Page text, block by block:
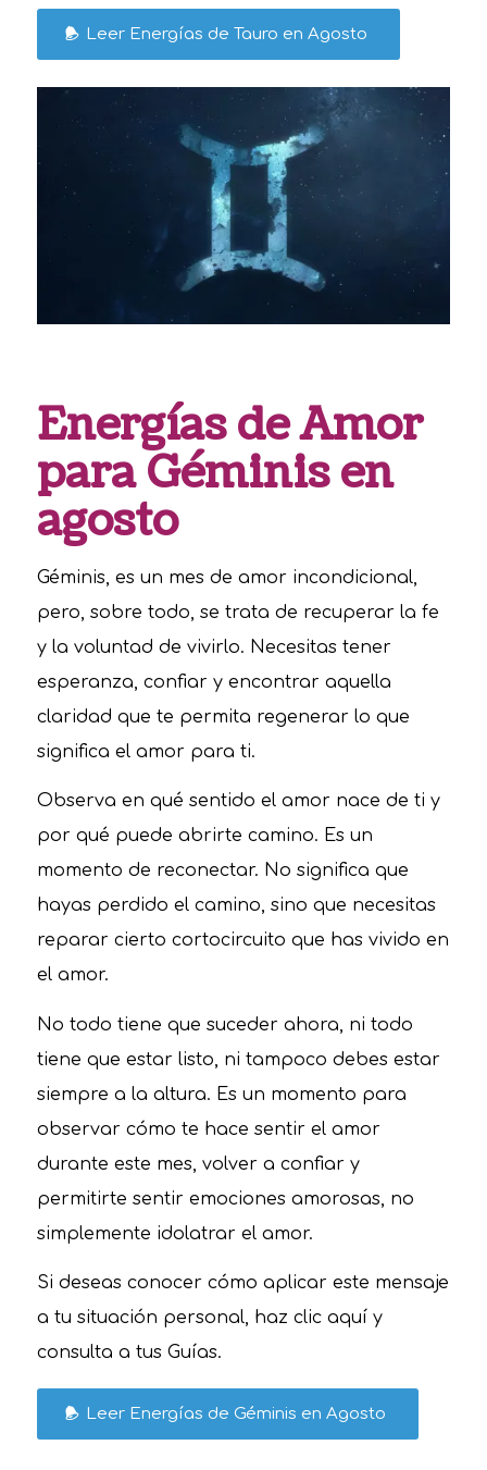
Leer Energías de Tauro en Agosto
Energías de Amor
para Géminis en
agosto
Géminis, es un mes de amor incondicional,
pero, sobre todo, se trata de recuperar la fe
y la voluntad de vivirlo. Necesitas tener
esperanza, confiar y encontrar aquella
claridad que te permita regenerar lo que
significa el amor para ti.
Observa en qué sentido el amor nace de ti y
por qué puede abrirte camino. Es un
momento de reconectar. No significa que
hayas perdido el camino, sino que necesitas
reparar cierto cortocircuito que has vivido en
el amor.
No todo tiene que suceder ahora, ni todo
tiene que estar listo, ni tampoco debes estar
siempre a la altura. Es un momento para
observar cómo te hace sentir el amor
durante este mes, volver a confiar y
permitirte sentir emociones amorosas, no
simplemente idolatrar el amor.
Si deseas conocer cómo aplicar este mensaje
a tu situación personal, haz clic aquí y
consulta a tus Guías.
Leer Energías de Géminis en Agosto